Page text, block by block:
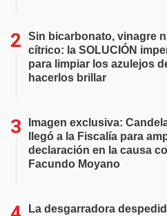
Sin bicarbonato, vinagre
cítrico: la SOLUCIÓN
para limpiar los azulejos
hacerlos brillar
Imagen exclusiva:
llegó a la Fiscalía para
declaración en la causa
Facundo Moyano
La desgarradora